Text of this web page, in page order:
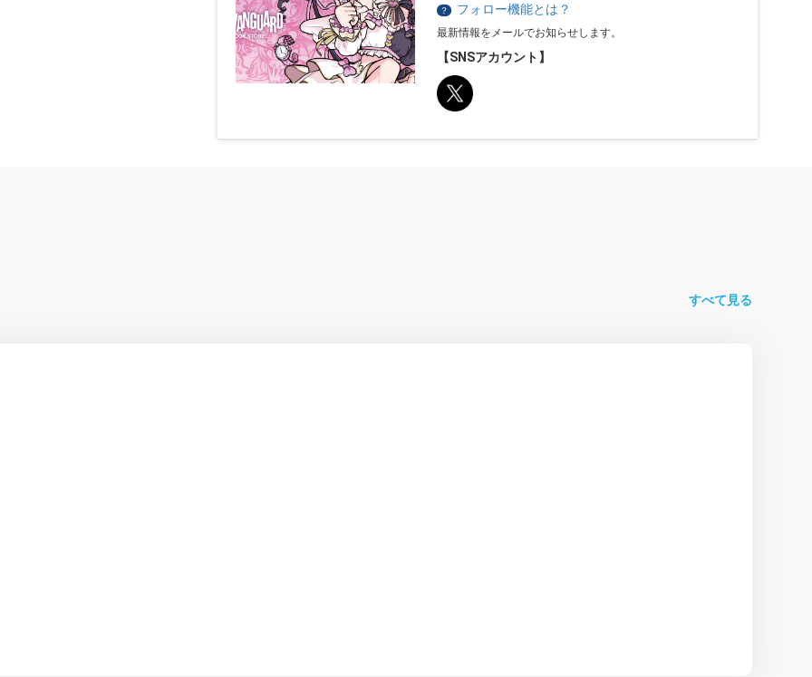
？ フォロー機能とは？
最新情報をメールでお知らせします。
【SNSアカウント】
すべて見る